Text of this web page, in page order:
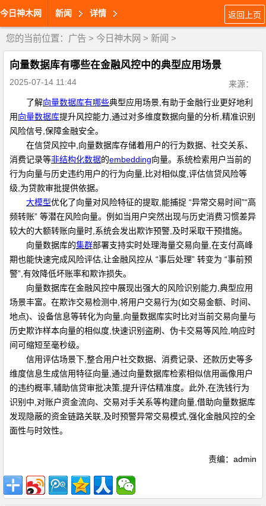
今日神木网 新闻 详情 返回上页
您的当前位置： 广告 > 今日神木网 > 新闻 >
向量数据库有哪些在金融风控中的典型应用场景
2025-07-14 11:44
来源：
了解向量数据库有哪些典型应用场景,有助于金融行业更好地利
用向量数据库提升风控能力,通过对多维度数据向量的分析,精准识别
风险信号,保障金融安全。
在信贷风控中,向量数据库存储着用户的行为数据、社交关系、
消费记录等非结构化数据的embedding向量。系统检索用户当前的
行为向量与历史违约用户的行为向量,比对相似度,评估信贷风险等
级,为贷款审批提供依据。
大模型优化了向量对风险特征的提取,能捕捉 “异常交易时间”“高
频转账” 等潜在风险向量。例如当用户突然出现与历史消费习惯差异
较大的大额转账向量时,系统会发出欺诈预警,及时采取干预措施。
向量数据库的集群部署支持实时处理海量交易向量,在支付高峰
期也能快速完成风险评估,让金融风控从 “事后处理” 转变为 “事前预
警”,有效降低坏账率和欺诈损失。
向量数据库在金融风控中展现出强大的风险识别能力,典型应用
场景丰富。在欺诈交易检测中,将用户交易行为(如交易金额、时间、
地点)、设备信息等转化为向量,向量数据库实时比对当前交易向量与
历史欺诈样本向量的相似度,快速识别盗刷、伪卡交易等风险,响应时
间可缩短至毫秒级。
信用评估场景下,整合用户社交数据、消费记录、还款历史等多
维度信息生成信用特征向量,通过向量数据库检索相似信用画像用户
的违约概率,辅助信贷审批决策,提升评估精准度。此外,在洗钱行为
识别中,对账户资金流向、交易对手关系等构建向量,借助向量数据库
发现隐蔽的资金链路关联,及时预警异常交易模式,强化金融风控的全
面性与时效性。
责编：admin